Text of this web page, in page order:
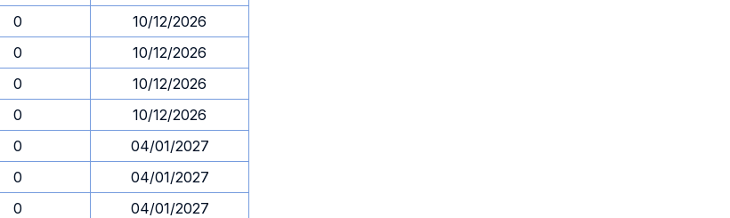
0
10/12/2026
0
10/12/2026
0
10/12/2026
0
10/12/2026
0
04/01/2027
0
04/01/2027
0
04/01/2027